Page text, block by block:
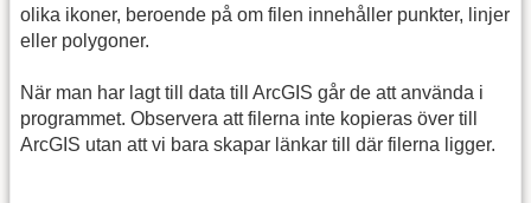
olika ikoner, beroende på om filen innehåller punkter, linjer
eller polygoner.
När man har lagt till data till ArcGIS går de att använda i
programmet. Observera att filerna inte kopieras över till
ArcGIS utan att vi bara skapar länkar till där filerna ligger.